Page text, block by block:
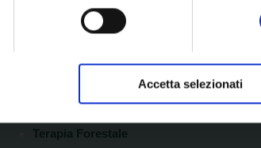
in qualsiasi momento dalla
contenuti ed annunci, per fornire
inoltre informazioni sul modo in cui utilizza
e social media, i quali potrebbero
Accetta selezionati
Medicina estetica: tecnologie esclusive
innovativi
Prevenzione e gestione dei reati ex D.lgd.
Terapia Forestale